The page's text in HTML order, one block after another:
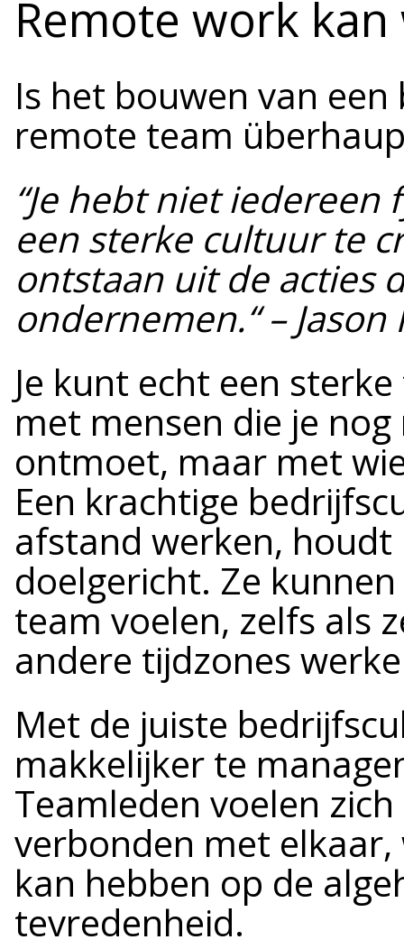
Remote work
Is het bouwen van
remote team
“Je hebt niet
een sterke cultuur te
ontstaan uit de acties
ondernemen.“ –
Je kunt echt een
met mensen die je
ontmoet, maar met
Een krachtige
afstand werken,
doelgericht. Ze
team voelen, zelfs als
andere tijdzones
Met de juiste
makkelijker te
Teamleden voelen
verbonden met
kan hebben op de
tevredenheid.